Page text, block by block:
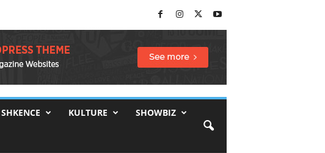
SHKENCE KULTURE SHOWBIZ